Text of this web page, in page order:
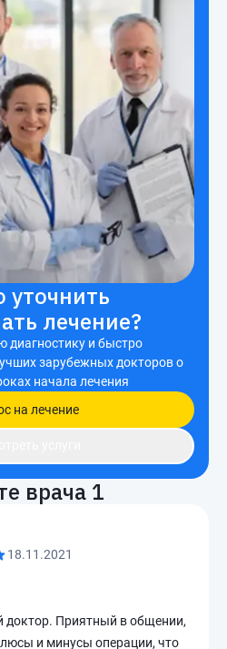
лечение?
диагностику и быстро
зарубежных докторов о
начала лечения
на лечение
врача 1
18.11.2021
Приятный в общении,
и минусы операции, что